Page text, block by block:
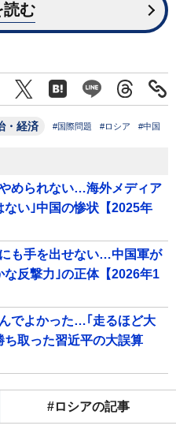
読む
・経済 #国際問題 #ロシア #中国
められない…海外メディア
い｣中国の惨状【2025年
も手を出せない…中国軍が
反撃力｣の正体【2026年1
でよかった…｢走るほど大
取った習近平の大誤算
#ロシアの記事